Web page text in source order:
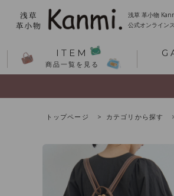
浅草 革小物
公式オンライン
ITEM
商品一覧を見る
トップページ カテゴリから探す